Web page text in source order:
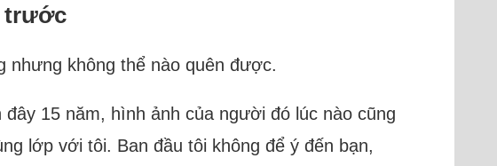
trước
nhưng không thể nào quên được.
15 năm, hình ảnh của người đó lúc nào cũng
lớp với tôi. Ban đầu tôi không để ý đến bạn,